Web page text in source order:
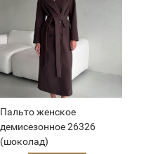
Пальто женское
демисезонное 26326
(шоколад)